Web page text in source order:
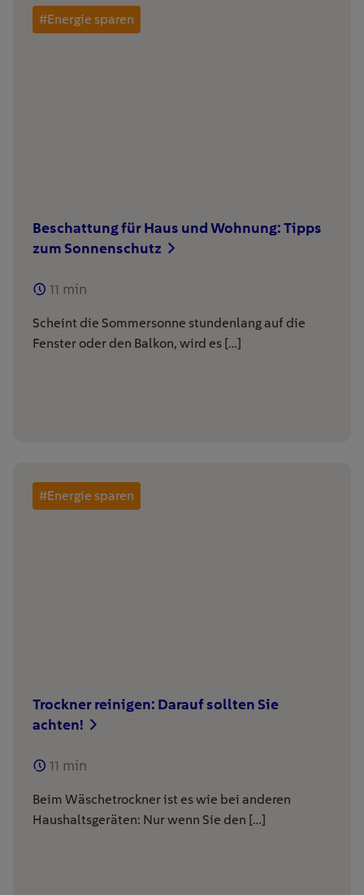
#Energie sparen
Beschattung für Haus und Wohnung: Tipps
zum Sonnenschutz
11 min
Scheint die Sommersonne stundenlang auf die
Fenster oder den Balkon, wird es […]
#Energie sparen
Trockner reinigen: Darauf sollten Sie
achten!
11 min
Beim Wäschetrockner ist es wie bei anderen
Haushaltsgeräten: Nur wenn Sie den […]